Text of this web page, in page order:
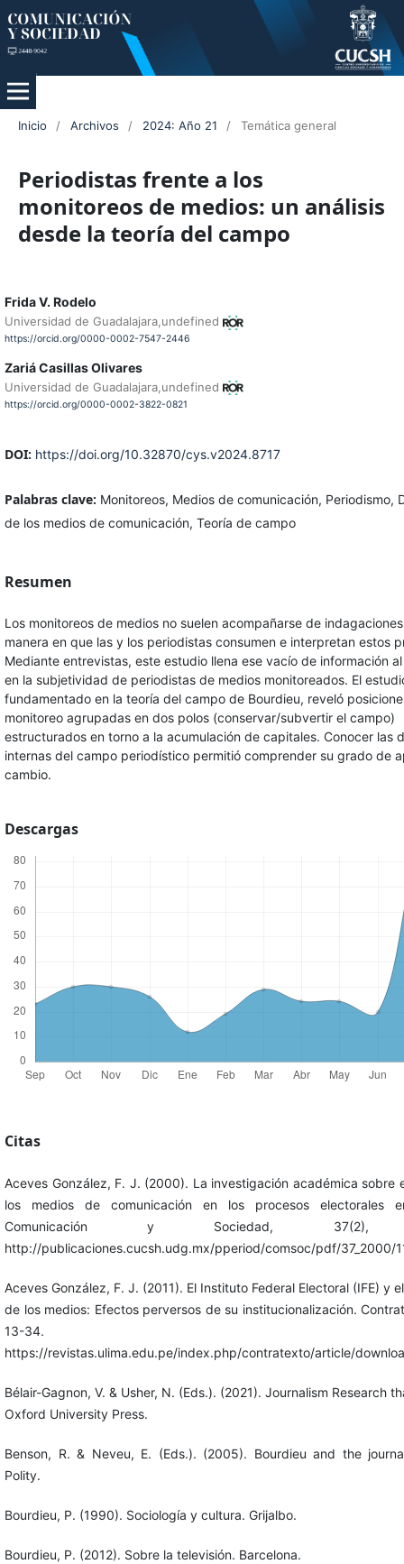
Inicio / Archivos / 2024: Año 21 / Temática general
Periodistas frente a los
monitoreos de medios: un análisis
desde la teoría del campo
Frida V. Rodelo
Universidad de Guadalajara,undefined
https://orcid.org/0000-0002-7547-2446
Zariá Casillas Olivares
Universidad de Guadalajara,undefined
https://orcid.org/0000-0002-3822-0821
DOI: https://doi.org/10.32870/cys.v2024.8717
Palabras clave: Monitoreos, Medios de comunicación, Periodismo,
de los medios de comunicación, Teoría de campo
Resumen
Los monitoreos de medios no suelen acompañarse de
manera en que las y los periodistas consumen e interpretan estos
Mediante entrevistas, este estudio llena ese vacío de información
en la subjetividad de periodistas de medios monitoreados. El
fundamentado en la teoría del campo de Bourdieu, reveló
monitoreo agrupadas en dos polos (conservar/subvertir el campo)
estructurados en torno a la acumulación de capitales. Conocer las
internas del campo periodístico permitió comprender su grado de
cambio.
Descargas
Citas
Aceves González, F. J. (2000). La investigación académica sobre
los medios de comunicación en los procesos electorales
Comunicación y Sociedad, 37(2),
http://publicaciones.cucsh.udg.mx/pperiod/comsoc/pdf/37_2000/
Aceves González, F. J. (2011). El Instituto Federal Electoral (IFE) y
de los medios: Efectos perversos de su institucionalización.
13-34.
https://revistas.ulima.edu.pe/index.php/contratexto/article/
Bélair-Gagnon, V. & Usher, N. (Eds.). (2021). Journalism Research
Oxford University Press.
Benson, R. & Neveu, E. (Eds.). (2005). Bourdieu and the
Polity.
Bourdieu, P. (1990). Sociología y cultura. Grijalbo.
Bourdieu, P. (2012). Sobre la televisión. Barcelona.